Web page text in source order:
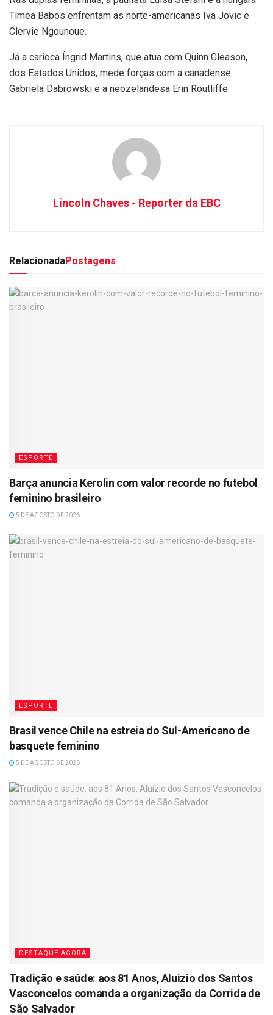
Tímea Babos enfrentam as norte-americanas Iva Jovic e
Clervie Ngounoue.
Já a carioca Íngrid Martins, que atua com Quinn Gleason,
dos Estados Unidos, mede forças com a canadense
Gabriela Dabrowski e a neozelandesa Erin Routliffe.
Lincoln Chaves - Reporter da EBC
RelacionadaPostagens
ESPORTE
Barça anuncia Kerolin com valor recorde no futebol
feminino brasileiro
5 DE AGOSTO DE 2026
ESPORTE
Brasil vence Chile na estreia do Sul-Americano de
basquete feminino
5 DE AGOSTO DE 2026
DESTAQUE AGORA
Tradição e saúde: aos 81 Anos, Aluizio dos Santos
Vasconcelos comanda a organização da Corrida de
São Salvador